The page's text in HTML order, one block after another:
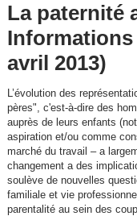
La paternité
Informations
avril 2013)
L’évolution des
pères", c'est-à-dire des
auprès de leurs enfants
aspiration et/ou comme
marché du travail – a
changement a des
soulève de nouvelles
familiale et vie
parentalité au sein des